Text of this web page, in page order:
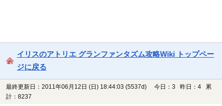
イリスのアトリエ グランファンタズム攻略Wiki トップペー
ジに戻る
最終更新日：2011年06月12日 (日) 18:44:03 (5537d)
今日：3 昨日：4 累
計：8237